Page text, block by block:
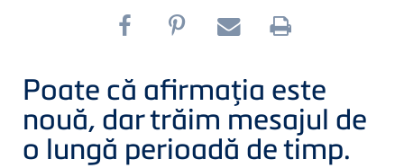
Poate că afirmaţia este
nouă, dar trăim mesajul de
o lungă perioadă de timp.